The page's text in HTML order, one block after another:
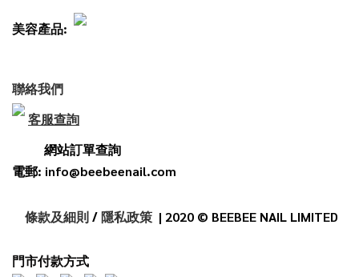
美容產品:
聯絡我們
客服查詢
網站訂單查詢
電郵: info@beebeenail.com
條款及細則/隱私政策 | 2020 © BEEBEE NAIL LIMITED
門市付款方式